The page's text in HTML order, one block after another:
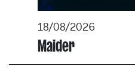
18/08/2026
Maider